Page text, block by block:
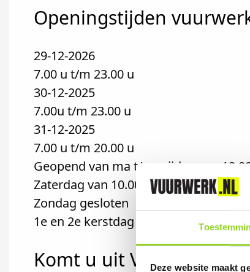
Deze website maakt
Openingstijden
29-12-2026
7.00 u t/m 23.00 u
30-12-2025
7.00u t/m 23.00 u
31-12-2025
7.00 u t/m 20.00 u
Geopend van ma t/m vrijdag van
Zaterdag van 10.00 t/m 17.00 uur
Zondag gesloten
1e en 2e kerstdag gesloten
Komt u uit Voorburg?